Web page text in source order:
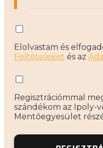
Elolvastam és
Feltételeket és az
Regisztrációmmal
szándékom az Ipoly-
Mentőegyesület